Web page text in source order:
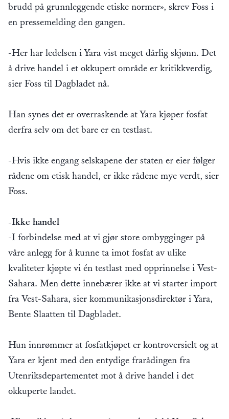
brudd på grunnleggende etiske normer», skrev Foss i
en pressemelding den gangen.
-Her har ledelsen i Yara vist meget dårlig skjønn. Det
å drive handel i et okkupert område er kritikkverdig,
sier Foss til Dagbladet nå.
Han synes det er overraskende at Yara kjøper fosfat
derfra selv om det bare er en testlast.
-Hvis ikke engang selskapene der staten er eier følger
rådene om etisk handel, er ikke rådene mye verdt, sier
Foss.
-Ikke handel
-I forbindelse med at vi gjør store ombygginger på
våre anlegg for å kunne ta imot fosfat av ulike
kvaliteter kjøpte vi én testlast med opprinnelse i Vest-
Sahara. Men dette innebærer ikke at vi starter import
fra Vest-Sahara, sier kommunikasjonsdirektør i Yara,
Bente Slaatten til Dagbladet.
Hun innrømmer at fosfatkjøpet er kontroversielt og at
Yara er kjent med den entydige frarådingen fra
Utenriksdepartementet mot å drive handel i det
okkuperte landet.